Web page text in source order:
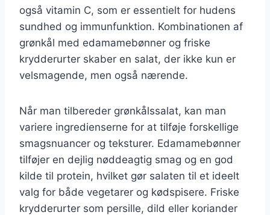
også vitamin C, som er essentielt for hudens
sundhed og immunfunktion. Kombinationen af
grønkål med edamamebønner og friske
krydderurter skaber en salat, der ikke kun er
velsmagende, men også nærende.
Når man tilbereder grønkålssalat, kan man
variere ingredienserne for at tilføje forskellige
smagsnuancer og teksturer. Edamamebønner
tilføjer en dejlig nøddeagtig smag og en god
kilde til protein, hvilket gør salaten til et ideelt
valg for både vegetarer og kødspisere. Friske
krydderurter som persille, dild eller koriander